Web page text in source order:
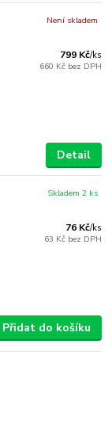
799 Kč/ks
660 Kč bez DPH
Není skladem
Detail
76 Kč/ks
63 Kč bez DPH
Skladem 2 ks
Přidat do košíku